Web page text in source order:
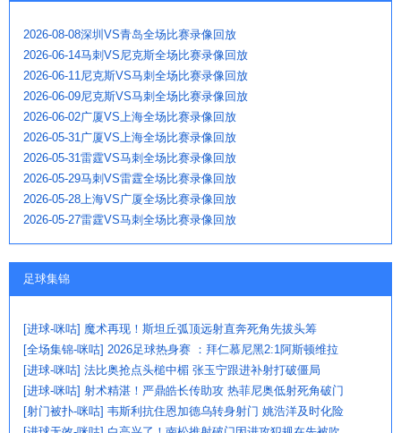
2026-08-08深圳VS青岛全场比赛录像回放
2026-06-14马刺VS尼克斯全场比赛录像回放
2026-06-11尼克斯VS马刺全场比赛录像回放
2026-06-09尼克斯VS马刺全场比赛录像回放
2026-06-02广厦VS上海全场比赛录像回放
2026-05-31广厦VS上海全场比赛录像回放
2026-05-31雷霆VS马刺全场比赛录像回放
2026-05-29马刺VS雷霆全场比赛录像回放
2026-05-28上海VS广厦全场比赛录像回放
2026-05-27雷霆VS马刺全场比赛录像回放
足球集锦
[进球-咪咕] 魔术再现！斯坦丘弧顶远射直奔死角先拔头筹
[全场集锦-咪咕] 2026足球热身赛 ：拜仁慕尼黑2:1阿斯顿维拉
[进球-咪咕] 法比奥抢点头槌中楣 张玉宁跟进补射打破僵局
[进球-咪咕] 射术精湛！严鼎皓长传助攻 热菲尼奥低射死角破门
[射门被扑-咪咕] 韦斯利抗住恩加德乌转身射门 姚浩洋及时化险